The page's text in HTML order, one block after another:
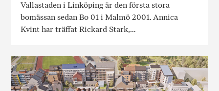
Vallastaden i Linköping är den första stora
bomässan sedan Bo 01 i Malmö 2001. Annica
Kvint har träffat Rickard Stark,…